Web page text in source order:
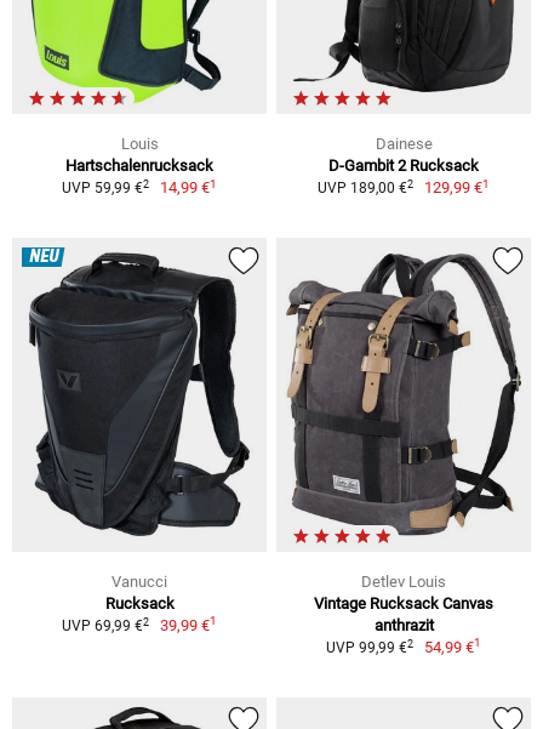
Louis
Hartschalenrucksack
UVP 59,99 €2 14,99 €1
Dainese
D-Gambit 2 Rucksack
UVP 189,00 €2 129,99 €1
NEU
Vanucci
Rucksack
UVP 69,99 €2 39,99 €1
Detlev Louis
Vintage Rucksack Canvas
anthrazit
UVP 99,99 €2 54,99 €1